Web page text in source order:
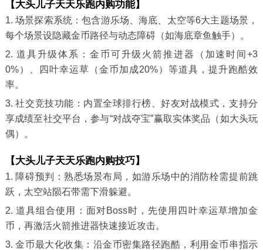
【大头儿子天天乐跑内购功能】
1. 场景探索系统：包含游乐场、海底、太空等6大主题场景，
每个场景设隐藏金币路径与动态障碍（如海底章鱼触手）。
2. 道具升级体系：金币可升级火箭推进器（加速时间+3
0%）、四叶幸运草（金币加成20%）等道具，提升跑酷效
率。
3. 社交竞技功能：内置全球排行榜、好友对战模式，支持分
享成绩至社交平台，参与“对战夺宝”赢取实体奖品（如大头玩
偶）。
【大头儿子天天乐跑内购技巧】
1. 障碍预判：熟悉场景布局，如游乐场中的消防栓需提前跳
跃，太空站陨石带需下滑躲避。
2. 道具组合使用：面对Boss时，先使用四叶幸运草增加金
币，再激活火箭推进器快速接近攻击。
3. 金币最大化收集：沿金币密集路径跑酷，利用金币串指示